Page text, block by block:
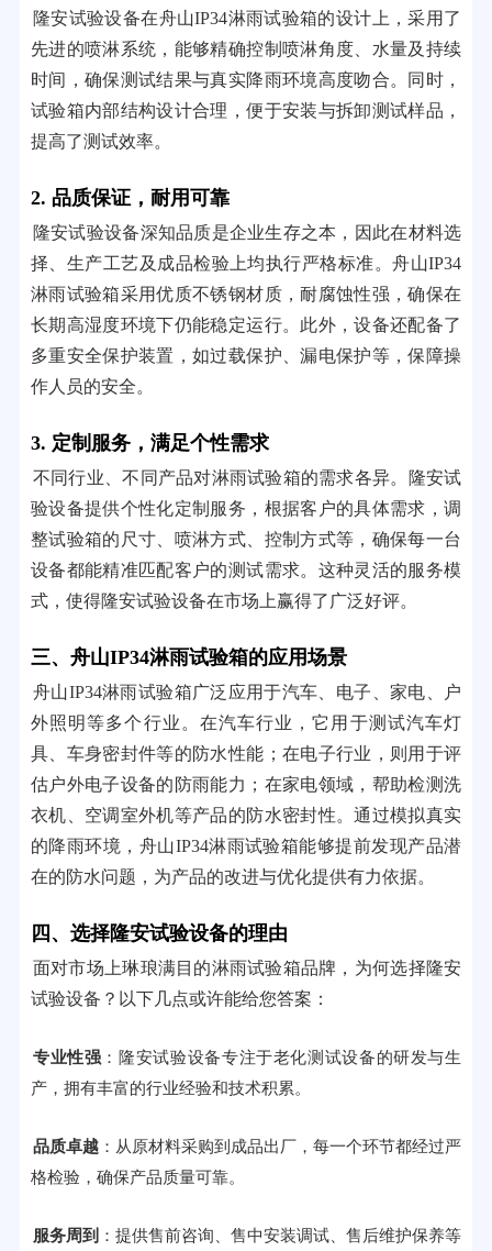
隆安试验设备在舟山IP34淋雨试验箱的设计上，采用了
先进的喷淋系统，能够精确控制喷淋角度、水量及持续
时间，确保测试结果与真实降雨环境高度吻合。同时，
试验箱内部结构设计合理，便于安装与拆卸测试样品，
提高了测试效率。
2. 品质保证，耐用可靠
隆安试验设备深知品质是企业生存之本，因此在材料选
择、生产工艺及成品检验上均执行严格标准。舟山IP34
淋雨试验箱采用优质不锈钢材质，耐腐蚀性强，确保在
长期高湿度环境下仍能稳定运行。此外，设备还配备了
多重安全保护装置，如过载保护、漏电保护等，保障操
作人员的安全。
3. 定制服务，满足个性需求
不同行业、不同产品对淋雨试验箱的需求各异。隆安试
验设备提供个性化定制服务，根据客户的具体需求，调
整试验箱的尺寸、喷淋方式、控制方式等，确保每一台
设备都能精准匹配客户的测试需求。这种灵活的服务模
式，使得隆安试验设备在市场上赢得了广泛好评。
三、舟山IP34淋雨试验箱的应用场景
舟山IP34淋雨试验箱广泛应用于汽车、电子、家电、户
外照明等多个行业。在汽车行业，它用于测试汽车灯
具、车身密封件等的防水性能；在电子行业，则用于评
估户外电子设备的防雨能力；在家电领域，帮助检测洗
衣机、空调室外机等产品的防水密封性。通过模拟真实
的降雨环境，舟山IP34淋雨试验箱能够提前发现产品潜
在的防水问题，为产品的改进与优化提供有力依据。
四、选择隆安试验设备的理由
面对市场上琳琅满目的淋雨试验箱品牌，为何选择隆安
试验设备？以下几点或许能给您答案：
专业性强 ：隆安试验设备专注于老化测试设备的研发与生
产，拥有丰富的行业经验和技术积累。
品质卓越：从原材料采购到成品出厂，每一个环节都经过严
格检验，确保产品质量可靠。
服务周到 ：提供售前咨询、售中安装调试、售后维护保养等